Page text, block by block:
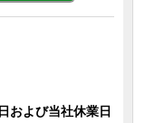
および当社休業日